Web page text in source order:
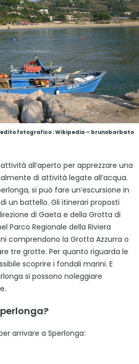
fotografico : Wikipedia – brunobarbato
all’aperto per apprezzare una
di attività legate all’acqua.
si può fare un’escursione in
un battello. Gli itinerari proposti
di Gaeta e della Grotta di
Parco Regionale della Riviera
comprendono la Grotta Azzurra o
tre grotte. Per quanto riguarda le
scoprire i fondali marini. E
si possono noleggiare
arrivare a Sperlonga: